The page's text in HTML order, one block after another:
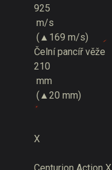
925
m/s
(▲169 m/s)
Čelní pancíř věže
210
mm
(▲20 mm)
X